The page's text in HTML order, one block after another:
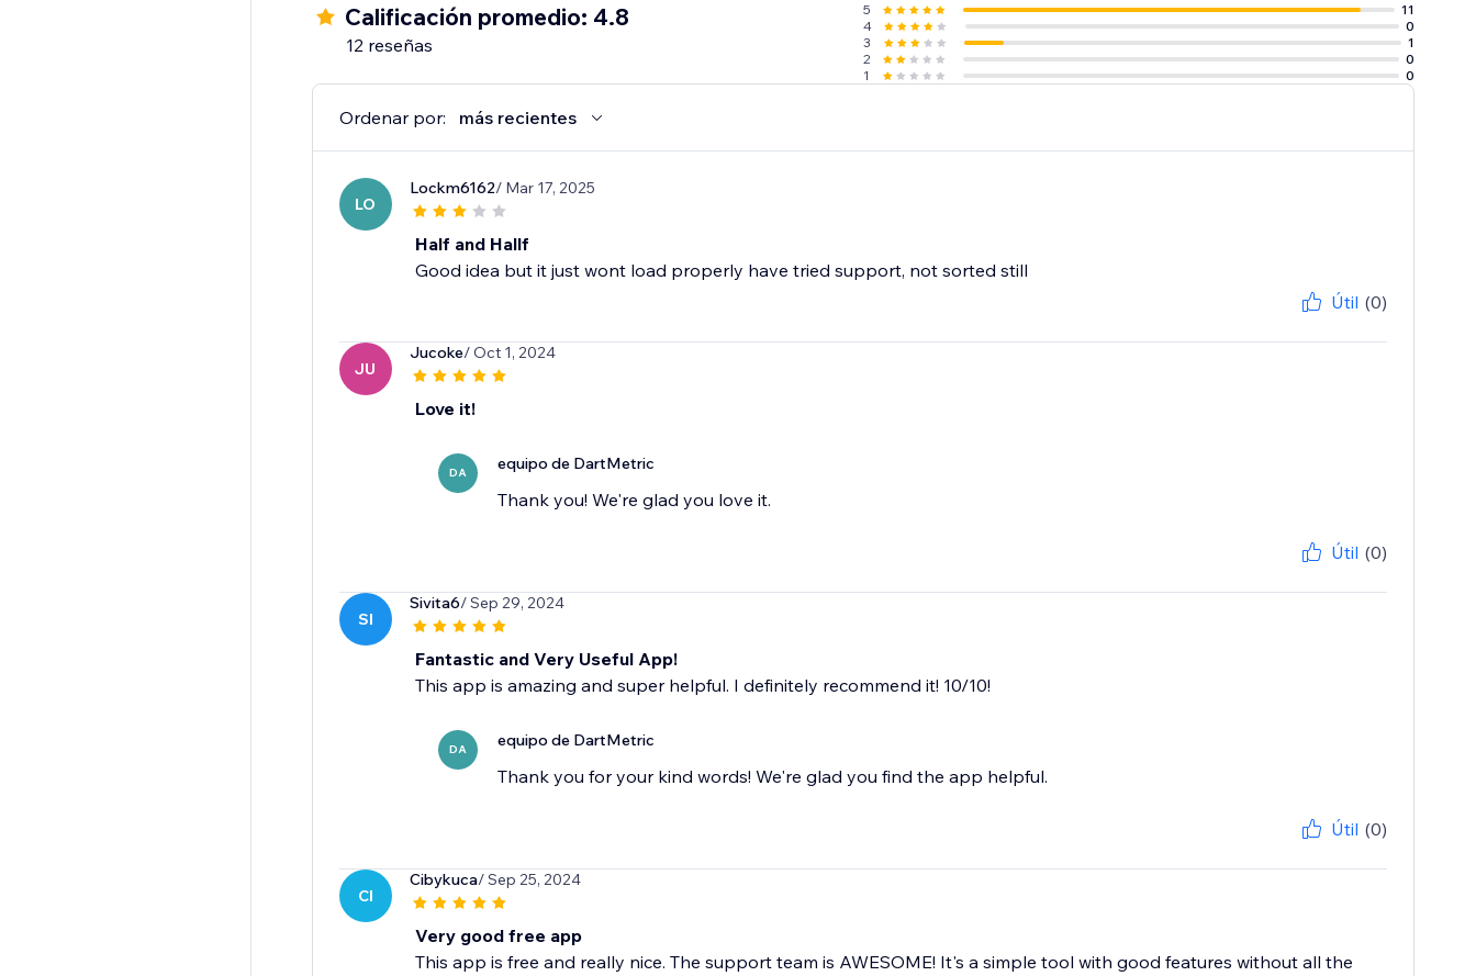
Calificación promedio: 4.8
12 reseñas
5
11
4
0
3
1
2
0
1
0
Ordenar por: más recientes
LO
Lockm6162/ Mar 17, 2025
Half and Hallf
Good idea but it just wont load properly have tried support, not sorted still
Útil (0)
JU
Jucoke/ Oct 1, 2024
Love it!
DA equipo de DartMetric
Thank you! We're glad you love it.
Útil (0)
SI
Sivita6/ Sep 29, 2024
Fantastic and Very Useful App!
This app is amazing and super helpful. I definitely recommend it! 10/10!
DA equipo de DartMetric
Thank you for your kind words! We're glad you find the app helpful.
Útil (0)
CI
Cibykuca/ Sep 25, 2024
Very good free app
This app is free and really nice. The support team is AWESOME! It's a simple tool with good features without all the